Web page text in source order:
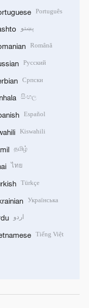
Português
پښتو
Română
Русский
Српски
සිංහල
Español
Kiswahili
தமிழ்
ไทย
Türkçe
Українська
اردو
Tiếng Việt